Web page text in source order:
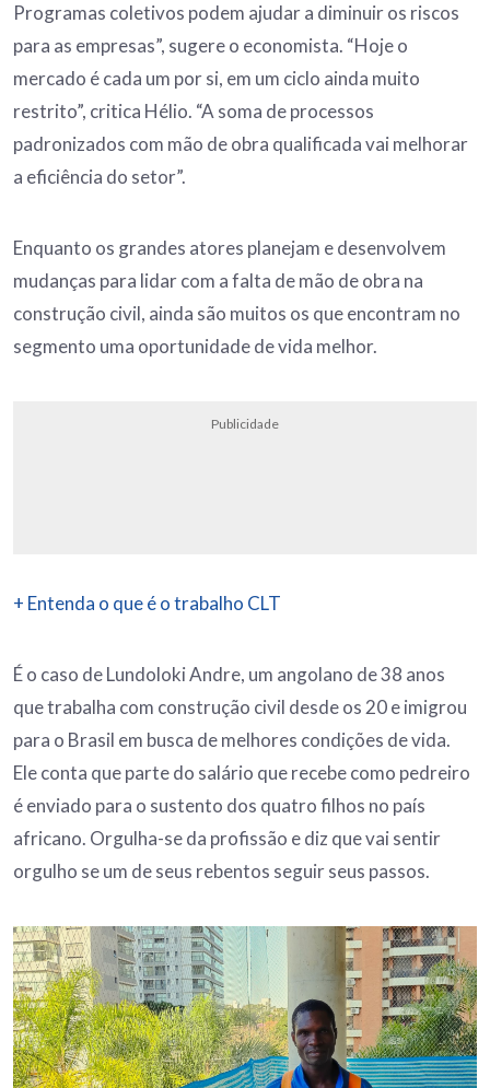
Programas coletivos podem ajudar a diminuir os riscos
para as empresas”, sugere o economista. “Hoje o
mercado é cada um por si, em um ciclo ainda muito
restrito”, critica Hélio. “A soma de processos
padronizados com mão de obra qualificada vai melhorar
a eficiência do setor”.
Enquanto os grandes atores planejam e desenvolvem
mudanças para lidar com a falta de mão de obra na
construção civil, ainda são muitos os que encontram no
segmento uma oportunidade de vida melhor.
Publicidade
+ Entenda o que é o trabalho CLT
É o caso de Lundoloki Andre, um angolano de 38 anos
que trabalha com construção civil desde os 20 e imigrou
para o Brasil em busca de melhores condições de vida.
Ele conta que parte do salário que recebe como pedreiro
é enviado para o sustento dos quatro filhos no país
africano. Orgulha-se da profissão e diz que vai sentir
orgulho se um de seus rebentos seguir seus passos.